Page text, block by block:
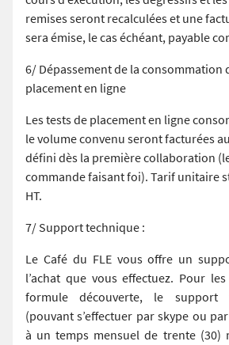
remises seront recalculées et une
sera émise, le cas échéant, payable
6/ Dépassement de la consommation
placement en ligne
Les tests de placement en ligne
le volume convenu seront facturées
défini dès la première collaboration
commande faisant foi). Tarif unitaire
HT.
7/ Support technique :
Le Café du FLE vous offre un
l’achat que vous effectuez. Pour
formule découverte, le support
(pouvant s’effectuer par skype ou
à un temps mensuel de trente (30)